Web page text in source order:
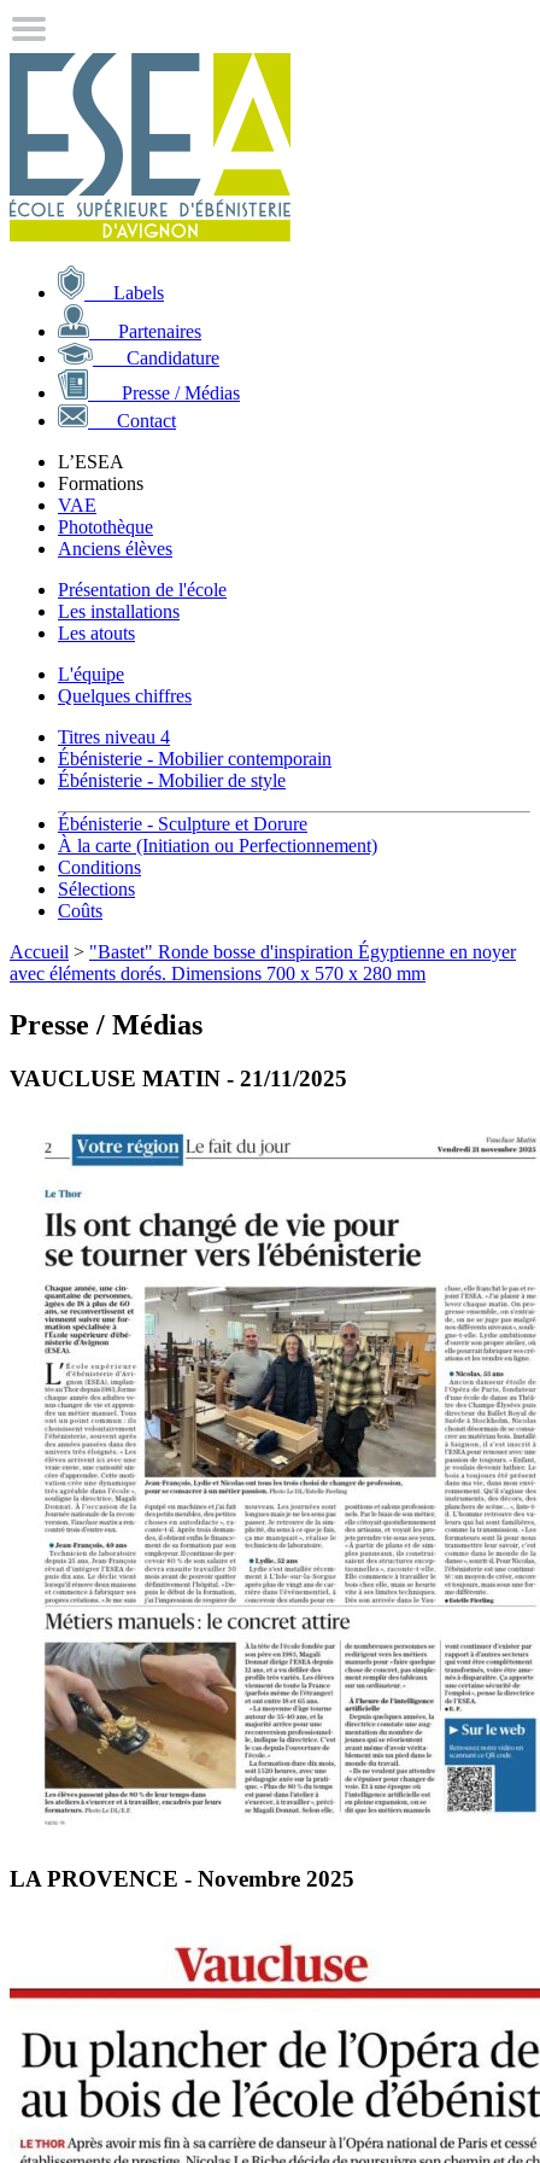
Labels
Partenaires
Candidature
Presse / Médias
Contact
L’ESEA
Formations
VAE
Photothèque
Anciens élèves
Présentation de l'école
Les installations
Les atouts
L'équipe
Quelques chiffres
Titres niveau 4
Ébénisterie - Mobilier contemporain
Ébénisterie - Mobilier de style
Ébénisterie - Sculpture et Dorure
À la carte (Initiation ou Perfectionnement)
Conditions
Sélections
Coûts
Accueil > "Bastet" Ronde bosse d'inspiration Égyptienne en noyer
avec éléments dorés. Dimensions 700 x 570 x 280 mm
Presse / Médias
VAUCLUSE MATIN - 21/11/2025
LA PROVENCE - Novembre 2025